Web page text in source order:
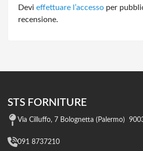
Devi effettuare l’accesso per
recensione.
STS FORNITURE
Via Cilluffo, 7 Bolognetta (Palermo)
091 8737210